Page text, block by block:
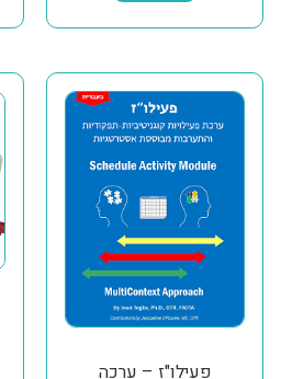
פעילו"ז – ערכה